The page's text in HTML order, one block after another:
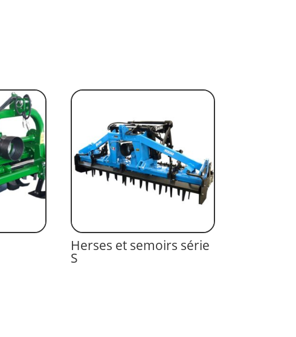
Herses et semoirs série
S